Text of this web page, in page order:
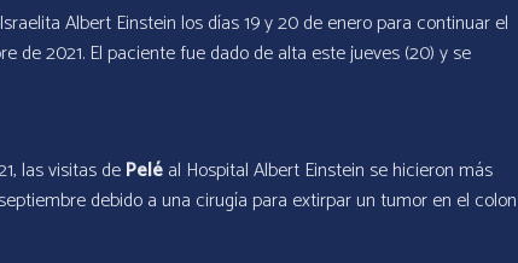
Albert Einstein los días 19 y 20 de enero para continuar el
2021. El paciente fue dado de alta este jueves (20) y se
las visitas dePeléal Hospital Albert Einstein se hicieron más
debido a una cirugía para extirpar un tumor en el colon